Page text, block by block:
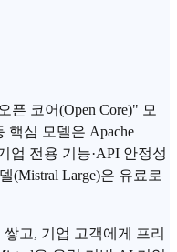
픈 코어(Open Core)" 모
핵심 모델은 Apache
업 전용 기능·API 안정성
(Mistral Large)은 유료로
고, 기업 고객에게 프리